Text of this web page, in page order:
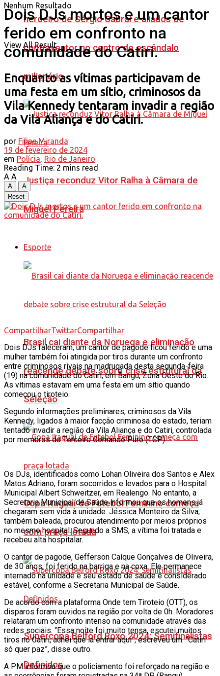
herdeiro de Sérgio Cabral e aliados de
contraventor no centro de escândalo
milionário
Justiça reconduz Vitor Ralha à Câmara de
Miguel Pereira
Esporte
Brasil cai diante da Noruega e eliminação
reacende debate sobre crise estrutural da
Seleção
Copa Itaguaí de Futebol Feminino começa
com praça lotada
Supercopa Belford Roxo 2024: Semifinalistas
Definidos
Nenhum Resultado
View All Result
Dois DJs mortos e um cantor
ferido em confronto na
comunidade do Catiri.
Enquanto as vítimas participavam de
uma festa em um sítio, criminosos da
Vila Kennedy tentaram invadir a região
da Vila Aliança e do Catiri.
por Filipe Miranda
19 de fevereiro de 2024
em Polícia, Rio de Janeiro
Reading Time: 2 mins read
A A
A
A
Reset
CompartilharTwittarCompartilhar
Dois DJs faleceram, um cantor de pagode ficou ferido e uma
mulher também foi atingida por tiros durante um confronto
entre criminosos rivais na madrugada desta segunda-feira
(19) na comunidade do Catiri, em Bangu, Zona Oeste do Rio.
As vítimas estavam em uma festa em um sítio quando
começou o tiroteio.
Segundo informações preliminares, criminosos da Vila
Kennedy, ligados à maior facção criminosa do estado, teriam
tentado invadir a região da Vila Aliança e do Catiri, controlada
por membros do Terceiro Comando Puro (TCP).
Os DJs, identificados como Lohan Oliveira dos Santos e Alex
Matos Adriano, foram socorridos e levados para o Hospital
Municipal Albert Schweitzer, em Realengo. No entanto, a
Secretaria Municipal de Saúde informou que os homens já
chegaram sem vida à unidade. Jéssica Monteiro da Silva,
também baleada, procurou atendimento por meios próprios
no mesmo hospital. Segundo a SMS, a vítima foi tratada e
recebeu alta hospitalar.
O cantor de pagode, Gefferson Caíque Gonçalves de Oliveira,
de 30 anos, foi ferido na barriga e na coxa. Ele permanece
internado na unidade e seu estado de saúde é considerado
estável, conforme a Secretaria Municipal de Saúde.
De acordo com a plataforma Onde tem Tiroteio (OTT), os
disparos foram ouvidos na região por volta de 0h. Moradores
relataram um confronto intenso na comunidade através das
redes sociais. “Essa noite foi muito tensa, escutei muitos
tiros no Catiri, achei que ia entrar aqui”, escreveu um. “Catiri
só quer paz”, disse outro.
A PM informou que o policiamento foi reforçado na região e